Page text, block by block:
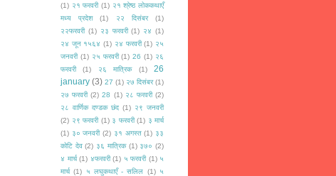
(1) २१ फरवरी (1) २१ श्रेष्ठ लोककथाएँ
मध्य प्रदेश
(1) २२ दिसंबर
(1)
२२फरवरी (1) २३ फरवरी (1) २४ (1)
२४ जून १५६४ (1) २४ फरवरी (1) २५
जनवरी (1) २५ फरवरी (1) 26 (1) २६
फरवरी
(1) २६ मात्रिक (1)
26
january (3) 27 (1) २७ दिसंबर (1)
२७ फरवरी (2) 28 (1) २८ फरवरी (2)
२८ वार्णिक दण्डक छंद (1) २९ जनवरी
(2) २९ फरवरी (1) ३ फरवरी (1) ३ मार्च
(1) ३० जनवरी (2) ३१ अगस्त (1) ३३
कोटि देव (2) ३६ मात्रिक (1) ३७० (2)
४ मार्च (1) ४फरवरी (1) ५ फरवरी (1) ५
मार्च (1) ५ लघुकथाएँ - सलिल (1) ५